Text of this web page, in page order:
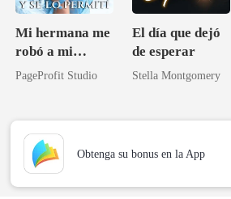
Mi hermana me
robó a mi
compañero y se
PageProfit Studio
El día que dejó
de esperar
Stella Montgomery
Obtenga su bonus en la App